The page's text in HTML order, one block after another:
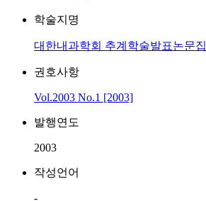
학술지명
대한내과학회 추계학술발표논문집
권호사항
Vol.2003 No.1 [2003]
발행연도
2003
작성언어
-